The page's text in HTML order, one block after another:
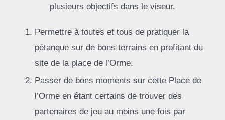
plusieurs objectifs dans le viseur.
Permettre à toutes et tous de pratiquer la
pétanque sur de bons terrains en profitant du
site de la place de l’Orme.
Passer de bons moments sur cette Place de
l’Orme en étant certains de trouver des
partenaires de jeu au moins une fois par